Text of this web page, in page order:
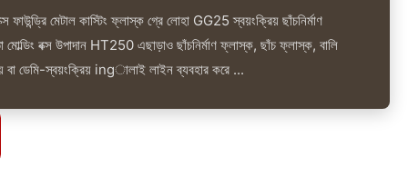
ফাউন্ড্রি মেটাল কাস্টিং ফ্লাস্ক গ্রে লোহা GG25 স্বয়ংক্রিয় ছাঁচনির্মাণ
মোল্ডিং বক্স উপাদান HT250 এছাড়াও ছাঁচনির্মাণ ফ্লাস্ক, ছাঁচ ফ্লাস্ক, বালি
বা ডেমি-স্বয়ংক্রিয় ingালাই লাইন ব্যবহার করে ...